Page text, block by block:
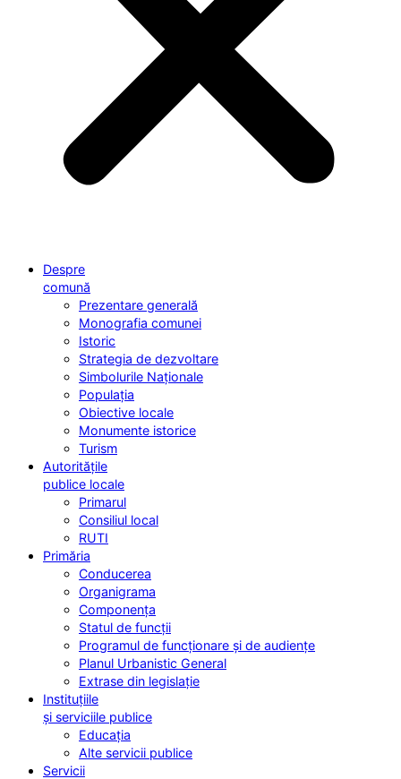
Despre
comună
Prezentare generală
Monografia comunei
Istoric
Strategia de dezvoltare
Simbolurile Naționale
Populația
Obiective locale
Monumente istorice
Turism
Autoritățile
publice locale
Primarul
Consiliul local
RUTI
Primăria
Conducerea
Organigrama
Componența
Statul de funcții
Programul de funcționare și de audiențe
Planul Urbanistic General
Extrase din legislație
Instituțiile
și serviciile publice
Educația
Alte servicii publice
Servicii